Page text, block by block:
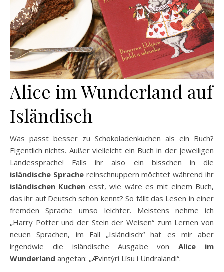
Alice im Wunderland auf
Isländisch
Was passt besser zu Schokoladenkuchen als ein Buch?
Eigentlich nichts. Außer vielleicht ein Buch in der jeweiligen
Landessprache! Falls ihr also ein bisschen in die
isländische Sprachereinschnuppern möchtet während ihr
isländischen Kuchen esst, wie wäre es mit einem Buch,
das ihr auf Deutsch schon kennt? So fällt das Lesen in einer
fremden Sprache umso leichter. Meistens nehme ich
„Harry Potter und der Stein der Weisen“ zum Lernen von
neuen Sprachen, im Fall „Isländisch“ hat es mir aber
irgendwie die isländische Ausgabe vonAlice im
Wunderland angetan: „Ævintýri Lísu í Undralandi“.